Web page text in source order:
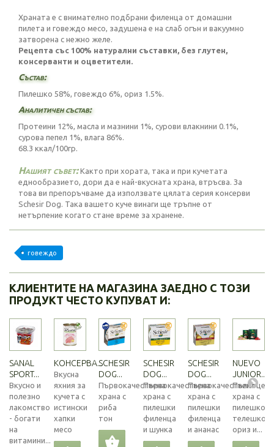
Храната е с внимателно подбрани филенца от домашни
пилета и говеждо месо, задушена е на слаб огън и вакуумно
затворена с нежно желе.
Рецепта със 100% натурални съставки, без глутен,
консерванти и оцветители.
Състав:
Пилешко 58%, говеждо 6%, ориз 1.5%.
Аналитичен състав:
Протеини 12%, масла и мазнини 1%, сурови влакнини 0.1%,
сурова пепел 1%, влага 86%.
68.3 ккал/100гр.
Нашият съвет:Както при хората, така и при кучетата
еднообразието, дори да е най-вкусната храна, втръсва. За
това ви препоръчваме да използвате цялата серия консерви
Schesir Dog. Така вашето куче винаги ще тръпне от
нетърпение когато стане време за хранене.
говеждо
КЛИЕНТИТЕ НА МАГАЗИНА ЗАЕДНО С ТОЗИ
ПРОДУКТ ЧЕСТО КУПУВАТ И:
SANAL
SPORT...
Вкусно и
полезно
лакомство
- богати
на
витамини...
КОНСЕРВА...
Вкусна
яхния за
кучета с
истински
хапки
месо
SCHESIR
DOG...
Първокачествена
храна с
риба
тон
SCHESIR
DOG...
Първокачествена
храна с
пилешки
филенца
и шунка
SCHESIR
DOG...
Първокачествена
храна с
пилешки
филенца
и ананас
NUEVO
JUNIOR...
храна с
пилешко,
телешко,
ориз и...